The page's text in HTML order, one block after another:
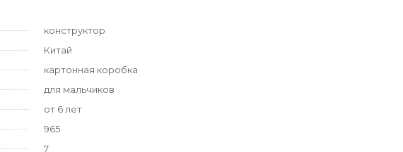
конструктор
Китай
картонная коробка
для мальчиков
от 6 лет
965
7